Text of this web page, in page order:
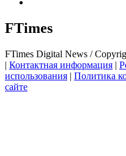
FTimes
FTimes Digital News /
| Контактная информация |
использования | Политика
сайте